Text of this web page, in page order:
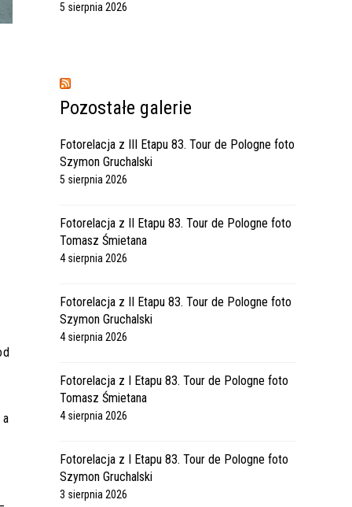
5 sierpnia 2026
Pozostałe galerie
Fotorelacja z III Etapu 83. Tour de Pologne foto
Szymon Gruchalski
5 sierpnia 2026
Fotorelacja z II Etapu 83. Tour de Pologne foto
Tomasz Śmietana
4 sierpnia 2026
Fotorelacja z II Etapu 83. Tour de Pologne foto
Szymon Gruchalski
4 sierpnia 2026
Fotorelacja z I Etapu 83. Tour de Pologne foto
Tomasz Śmietana
4 sierpnia 2026
Fotorelacja z I Etapu 83. Tour de Pologne foto
Szymon Gruchalski
3 sierpnia 2026